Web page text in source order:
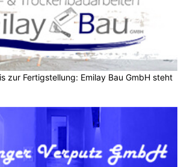
zur Fertigstellung: Emilay Bau GmbH steht